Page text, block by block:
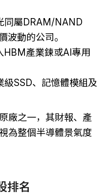
同屬DRAM/NAND
波動的公司。
HBM產業鍊或AI專用
SSD、記憶體模組及
廠之一，其財報、產
為整個半導體景氣度
排名